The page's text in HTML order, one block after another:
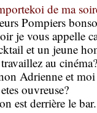
de ma
Pompiers
je vous appelle
et un jeune
au cinéma?
Adrienne et moi
ouvreuse?
est derrière le bar.